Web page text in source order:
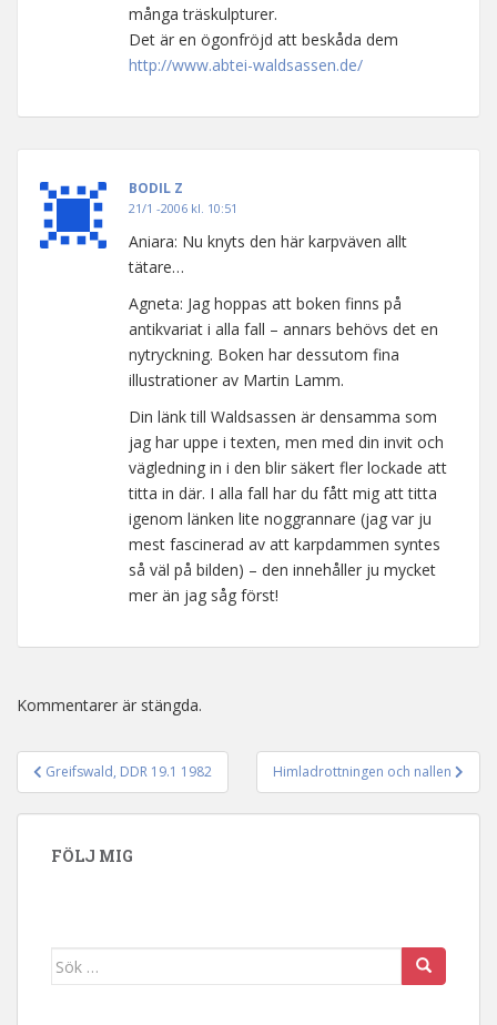
många träskulpturer.
Det är en ögonfröjd att beskåda dem
http://www.abtei-waldsassen.de/
BODIL Z
21/1 -2006 kl. 10:51
Aniara: Nu knyts den här karpväven allt
tätare…
Agneta: Jag hoppas att boken finns på
antikvariat i alla fall – annars behövs det en
nytryckning. Boken har dessutom fina
illustrationer av Martin Lamm.
Din länk till Waldsassen är densamma som
jag har uppe i texten, men med din invit och
vägledning in i den blir säkert fler lockade att
titta in där. I alla fall har du fått mig att titta
igenom länken lite noggrannare (jag var ju
mest fascinerad av att karpdammen syntes
så väl på bilden) – den innehåller ju mycket
mer än jag såg först!
Kommentarer är stängda.
Inläggsnavigering
Greifswald, DDR 19.1 1982 Himladrottningen och nallen
FÖLJ MIG
Sök efter: